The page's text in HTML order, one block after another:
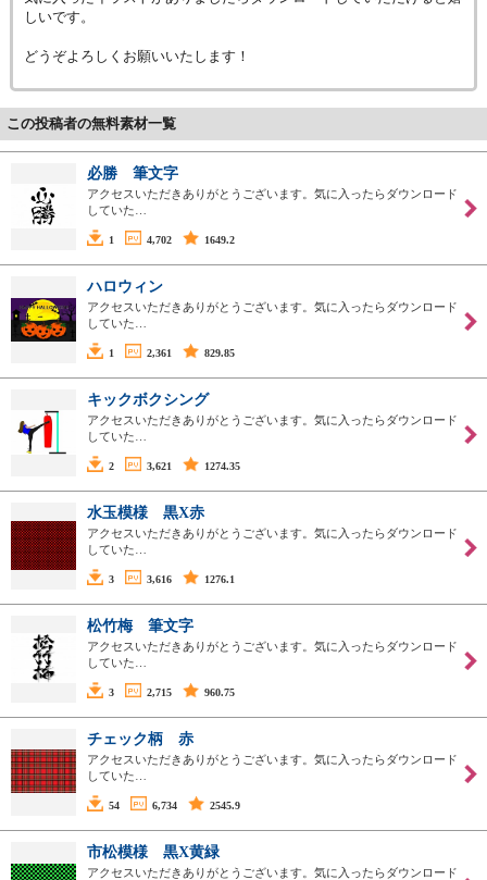
しいです。
どうぞよろしくお願いいたします！
この投稿者の無料素材一覧
必勝 筆文字
アクセスいただきありがとうございます。気に入ったらダウンロード
していた…
1 4,702 1649.2
ハロウィン
アクセスいただきありがとうございます。気に入ったらダウンロード
していた…
1 2,361 829.85
キックボクシング
アクセスいただきありがとうございます。気に入ったらダウンロード
していた…
2 3,621 1274.35
水玉模様 黒X赤
アクセスいただきありがとうございます。気に入ったらダウンロード
していた…
3 3,616 1276.1
松竹梅 筆文字
アクセスいただきありがとうございます。気に入ったらダウンロード
していた…
3 2,715 960.75
チェック柄 赤
アクセスいただきありがとうございます。気に入ったらダウンロード
していた…
54 6,734 2545.9
市松模様 黒X黄緑
アクセスいただきありがとうございます。気に入ったらダウンロード